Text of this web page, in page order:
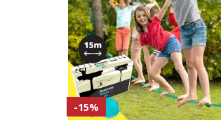
-15%